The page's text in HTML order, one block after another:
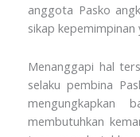
anggota Pasko
sikap kepemimpinan
Menanggapi hal
selaku pembina
mengungkapkan
membutuhkan